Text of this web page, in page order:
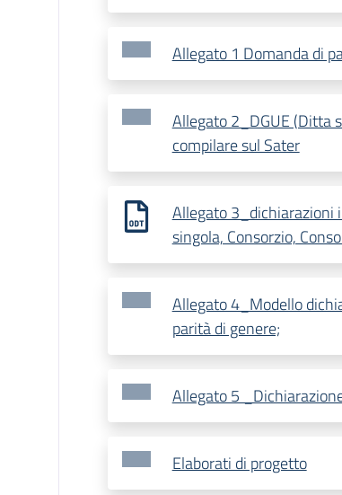
Allegato 1 Domanda di
Allegato 2_DGUE (Ditta
compilare sul Sater
Allegato 3_dichiarazioni
singola, Consorzio,
Allegato 4_Modello
parità di genere;
Allegato 5
Elaborati di progetto